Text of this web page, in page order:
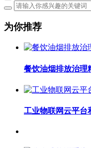
为你推荐
餐饮油烟排放治理
工业物联网云平台